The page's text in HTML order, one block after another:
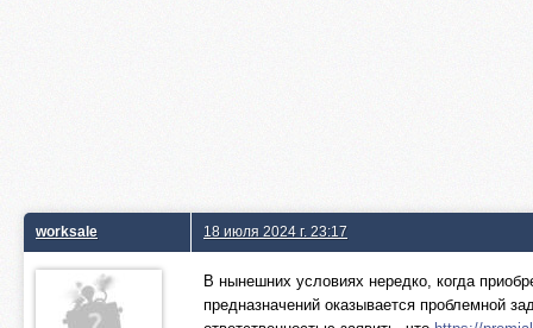
worksale 18 июля 2024 г. 23:17
В нынешних условиях нередко, когда
предназначений оказывается проблемной